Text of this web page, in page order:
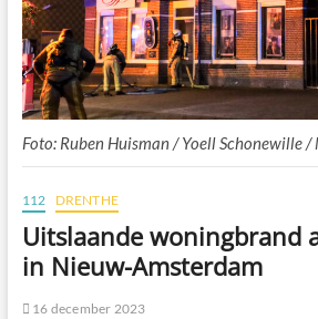
Foto: Ruben Huisman / Yoell Schonewille
112 DRENTHE
Uitslaande woningbrand
in Nieuw-Amsterdam
16 december 2023